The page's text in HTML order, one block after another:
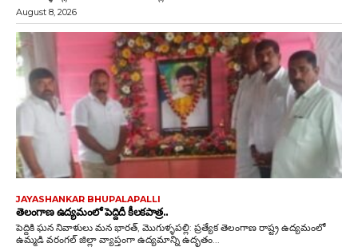
August 8, 2026
JAYASHANKAR BHUPALAPALLI
తెలంగాణ ఉద్యమంలో పెద్దిదీ కీలకపాత్ర..
పెద్దికి ఘన నివాళులు మన భారత్, మొగుళ్ళపల్లి: ప్రత్యేక తెలంగాణ రాష్ట్ర ఉద్యమంలో
ఉమ్మడి వరంగల్ జిల్లా వ్యాప్తంగా ఉద్యమాన్ని ఉదృతం...